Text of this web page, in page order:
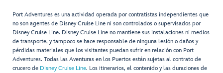
Port Adventures es una actividad operada por contratistas independientes que
no son agentes de Disney Cruise Line ni son controlados o supervisados por
Disney Cruise Line. Disney Cruise Line no mantiene sus instalaciones ni medios
de transporte, y tampoco se hace responsable de ninguna lesión o daños y
pérdidas materiales que los visitantes puedan sufrir en relación con Port
Adventures. Todas las Aventuras en los Puertos están sujetas al contrato de
crucero de Disney Cruise Line. Los itinerarios, el contenido y las duraciones de